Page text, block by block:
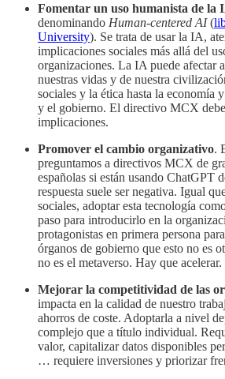
Fomentar un uso humanista de la
denominando Human-centered AI(
University). Se trata de usar la IA,
implicaciones sociales más allá del
organizaciones. La IA puede afectar
nuestras vidas y de nuestra
sociales y la ética hasta la economía
y el gobierno. El directivo MCX debe
implicaciones.
Promover el cambio organizativo.
preguntamos a directivos MCX de
españolas si están usando ChatGPT
respuesta suele ser negativa. Igual
sociales, adoptar esta tecnología
paso para introducirlo en la
protagonistas en primera persona
órganos de gobierno que esto no es
no es el metaverso. Hay que acelerar.
Mejorar la competitividad de las
impacta en la calidad de nuestro
ahorros de coste. Adoptarla a nivel
complejo que a título individual.
valor, capitalizar datos disponibles
… requiere inversiones y priorizar